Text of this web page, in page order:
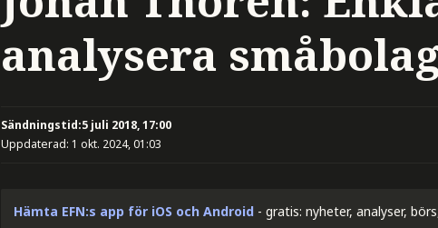
analysera
Sändningstid:5 juli 2018, 17:00
Uppdaterad: 1 okt. 2024, 01:03
Hämta EFN:s app för iOS och Android - gratis: nyheter, analyser,